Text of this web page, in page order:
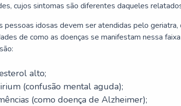
cujos sintomas são diferentes daqueles
pessoas idosas devem ser atendidas pelo geriatra,
de como as doenças se manifestam nessa
alto;
(confusão mental aguda);
(como doença de Alzheimer);